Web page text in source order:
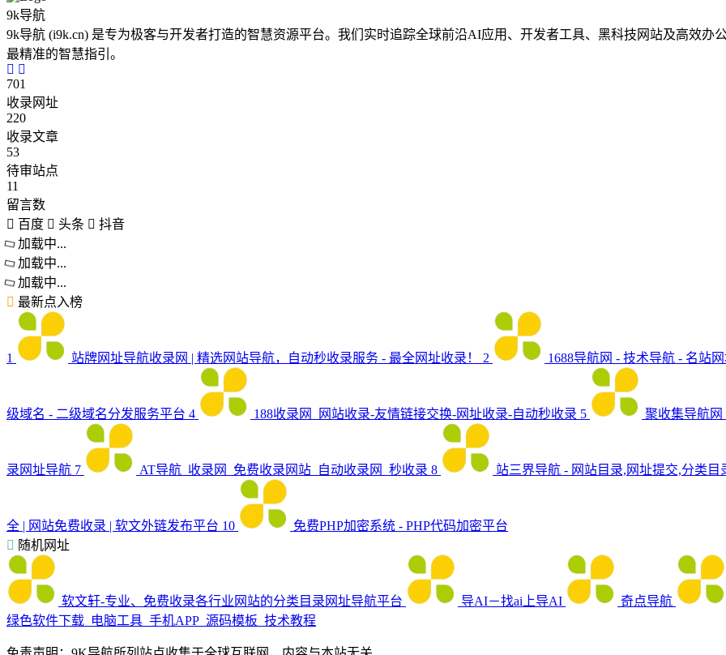
9k导航
9k导航 (i9k.cn) 是专为极客与开发者打造的智慧资源平台。我们实时追踪全球前沿AI应用、开发者工具、黑科技网站及高效
最精准的智慧指引。
701
收录网址
220
收录文章
53
待审站点
11
留言数
百度
头条
抖音
加载中...
加载中...
加载中...
最新点入榜
1 站牌网址导航收录网 | 精选网站导航，自动秒收录服务 - 最全网址收录！ 2 1688导航网 - 技术导航 - 名站
级域名 - 二级域名分发服务平台 4 188收录网_网站收录-友情链接交换-网址收录-自动秒收录 5 聚收集导航
录网址导航 7 AT导航_收录网_免费收录网站_自动收录网_秒收录 8 站三界导航 - 网站目录,网址提交,分类
全 | 网站免费收录 | 软文外链发布平台 10
免费PHP加密系统 - PHP代码加密平台
随机网址
软文轩-专业、免费收录各行业网站的分类目录网址导航平台 导AI－找ai上导AI 奇点导航
绿色软件下载_电脑工具_手机APP_源码模板_技术教程